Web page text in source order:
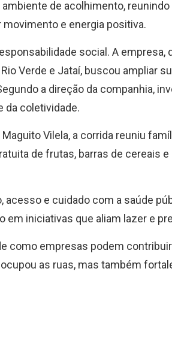
de acolhimento,
e energia positiva.
social. A empresa,
Verde e Jataí, buscou ampliar
a direção da companhia,
da coletividade.
Vilela, a corrida reuniu
de frutas, barras de cereais e
e cuidado com a saúde
iniciativas que aliam lazer e
como empresas podem
as ruas, mas também